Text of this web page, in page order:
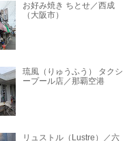
お好み焼き ちとせ／西成
（大阪市）
琉風（りゅうふう） タクシ
ープール店／那覇空港
リュストル（Lustre）／六